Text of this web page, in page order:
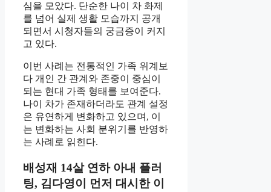
심을 모았다. 단순한 나이 차 화제
를 넘어 실제 생활 모습까지 공개
되면서 시청자들의 궁금증이 커지
고 있다.
이번 사례는 전통적인 가족 위계보
다 개인 간 관계와 존중이 중심이
되는 현대 가족 형태를 보여준다.
나이 차가 존재하더라도 관계 설정
은 유연하게 변화하고 있으며, 이
는 변화하는 사회 분위기를 반영하
는 사례로 읽힌다.
배성재 14살 연하 아내 플러
팅, 김다영이 먼저 대시한 이